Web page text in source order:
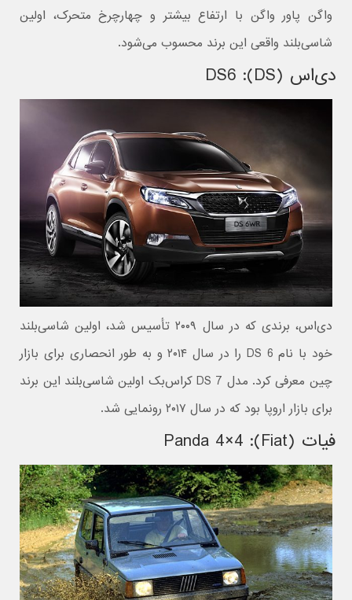
واگن پاور واگن با ارتفاع بیشتر و چهارچرخ متحرک، اولین
شاسی‌بلند واقعی این برند محسوب می‌شود.
دی‌اس (DS): DS6
دی‌اس، برندی که در سال ۲۰۰۹ تأسیس شد، اولین شاسی‌بلند
خود با نام DS 6 را در سال ۲۰۱۴ و به طور انحصاری برای بازار
چین معرفی کرد. مدل DS 7 کراس‌بک اولین شاسی‌بلند این برند
برای بازار اروپا بود که در سال ۲۰۱۷ رونمایی شد.
فیات (Fiat): Panda 4×4